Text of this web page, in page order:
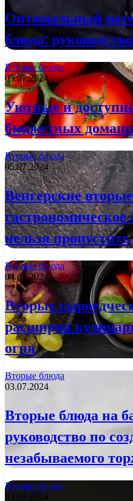
Оптимальный
блюда:
Вторые блюда
05.07.2024
Уютные и
бюджетных
Вторые блюда
05.07.2024
Венгерские
нельзя пропустить
Вторые блюда
04.07.2024
Вторые
расширяя
огня
Вторые блюда
03.07.2024
Вторые блюда на
руководство по
незабываемого
Вторые блюда